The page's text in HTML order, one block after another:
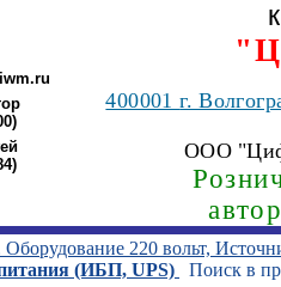
400001г.
ООО
Оборудование 220 вольт,
(ИБП, UPS)
Поиск в